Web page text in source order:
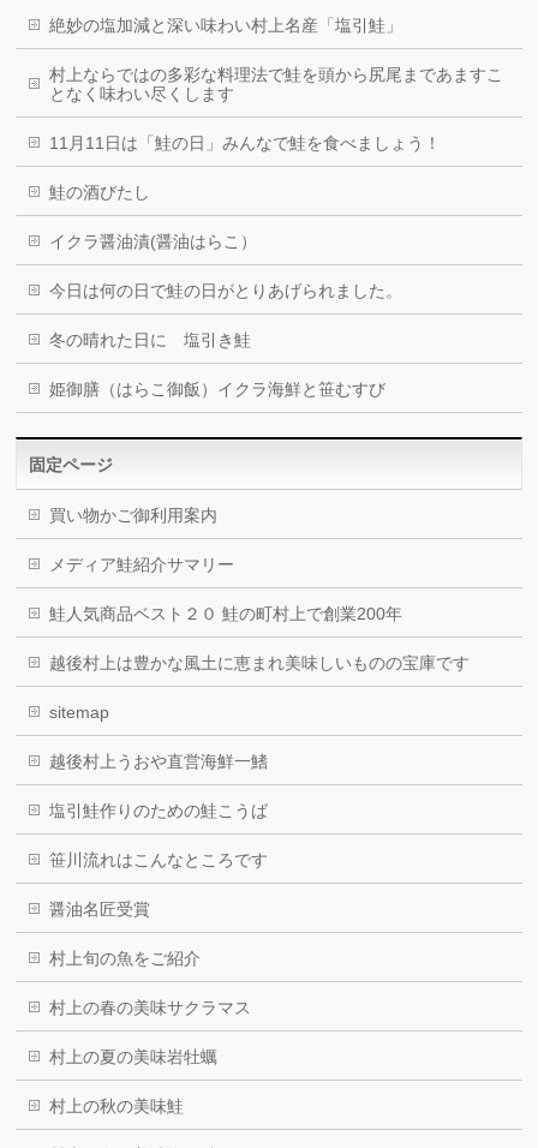
絶妙の塩加減と深い味わい村上名産「塩引鮭」
村上ならではの多彩な料理法で鮭を頭から尻尾まであますこ
となく味わい尽くします
11月11日は「鮭の日」みんなで鮭を食べましょう！
鮭の酒びたし
イクラ醤油漬(醤油はらこ）
今日は何の日で鮭の日がとりあげられました。
冬の晴れた日に 塩引き鮭
姫御膳（はらこ御飯）イクラ海鮮と笹むすび
固定ページ
買い物かご御利用案内
メディア鮭紹介サマリー
鮭人気商品ベスト２０ 鮭の町村上で創業200年
越後村上は豊かな風土に恵まれ美味しいものの宝庫です
sitemap
越後村上うおや直営海鮮一鰭
塩引鮭作りのための鮭こうば
笹川流れはこんなところです
醤油名匠受賞
村上旬の魚をご紹介
村上の春の美味サクラマス
村上の夏の美味岩牡蠣
村上の秋の美味鮭